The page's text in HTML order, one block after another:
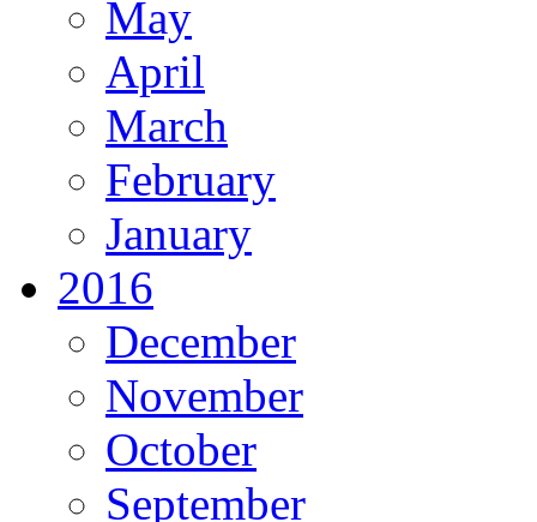
May
April
March
February
January
2016
December
November
October
September